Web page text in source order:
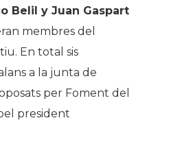
Belil y Juan Gaspart
membres del
En total sis
a la junta de
per Foment del
president